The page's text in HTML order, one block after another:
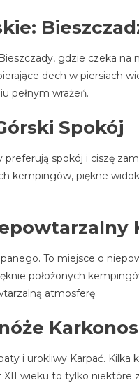
gdzie czeka na
dech w piersiach
pełnym wrażeń.
Spokój
preferują spokój i ciszę
kempingów, piękne
To miejsce o
położonych
atmosferę.
i urokliwy Karpać.
XII wieku to tylko niektóre